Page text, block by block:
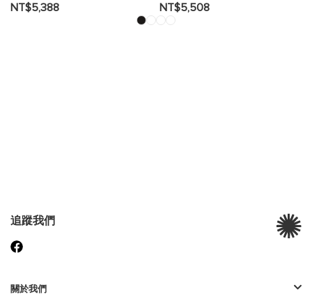
NT$5,388
NT$5,508
追蹤我們
關於我們